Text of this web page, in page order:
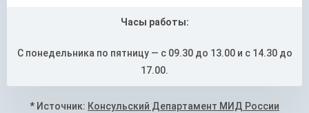
Часы работы:
С понедельника по пятницу — с 09.30 до 13.00 и с 14.30 до
17.00.
* Источник: Консульский Департамент МИД России